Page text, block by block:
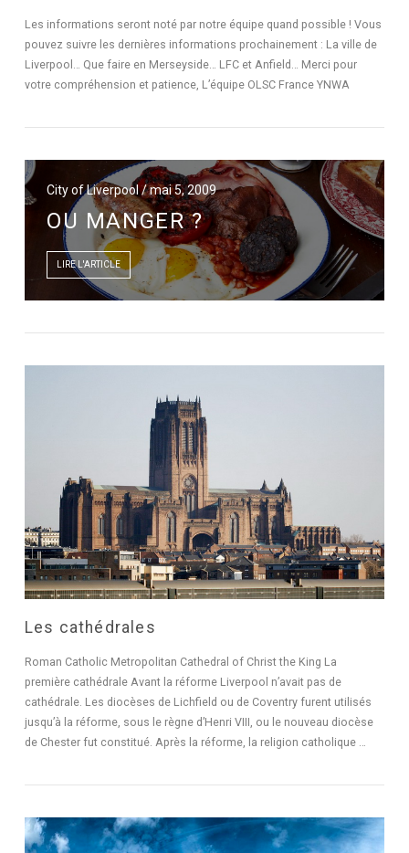
Les informations seront noté par notre équipe quand possible ! Vous
pouvez suivre les dernières informations prochainement : La ville de
Liverpool… Que faire en Merseyside… LFC et Anfield… Merci pour
votre compréhension et patience, L’équipe OLSC France YNWA
City of Liverpool / mai 5, 2009
OU MANGER ?
LIRE L'ARTICLE
Les cathédrales
Roman Catholic Metropolitan Cathedral of Christ the King La
première cathédrale Avant la réforme Liverpool n’avait pas de
cathédrale. Les diocèses de Lichfield ou de Coventry furent utilisés
jusqu’à la réforme, sous le règne d’Henri VIII, ou le nouveau diocèse
de Chester fut constitué. Après la réforme, la religion catholique …